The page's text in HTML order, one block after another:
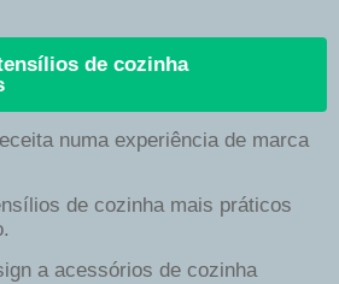
de cozinha
numa experiência de marca
de cozinha mais práticos
a acessórios de cozinha